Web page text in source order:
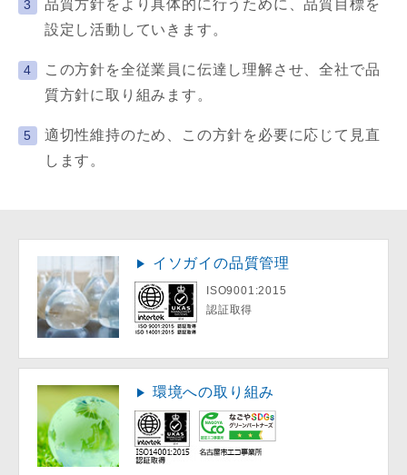
品質方針をより具体的に行うために、品質目標を
設定し活動していきます。
この方針を全従業員に伝達し理解させ、全社で品
質方針に取り組みます。
適切性維持のため、この方針を必要に応じて見直
します。
イソガイの品質管理
ISO9001:2015
認証取得
環境への取り組み